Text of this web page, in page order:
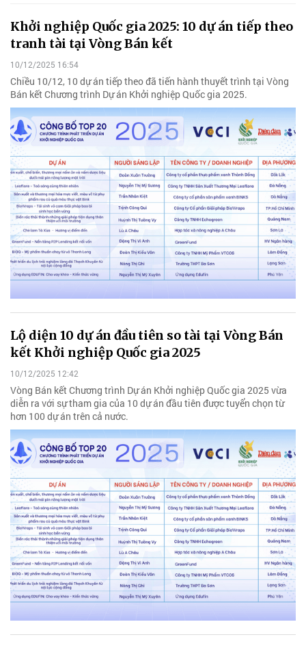
Khởi nghiệp Quốc gia 2025: 10 dự án tiếp theo
tranh tài tại Vòng Bán kết
10/12/2025 16:54
Chiều 10/12, 10 dự án tiếp theo đã tiến hành thuyết trình tại Vòng
Bán kết Chương trình Dự án Khởi nghiệp Quốc gia 2025.
Lộ diện 10 dự án đầu tiên so tài tại Vòng Bán
kết Khởi nghiệp Quốc gia 2025
10/12/2025 12:42
Vòng Bán kết Chương trình Dự án Khởi nghiệp Quốc gia 2025 vừa
diễn ra với sự tham gia của 10 dự án đầu tiên được tuyển chọn từ
hơn 100 dự án trên cả nước.